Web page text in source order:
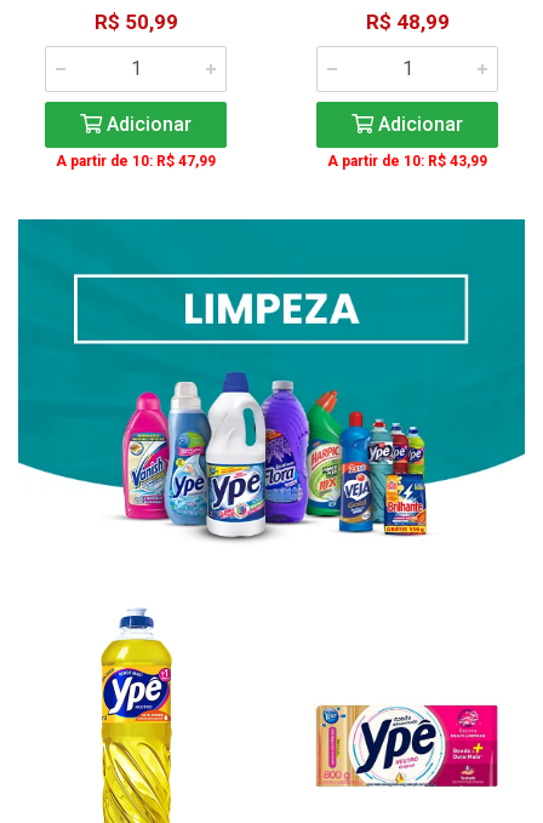
R$ 50,99
Adicionar
A partir de 10: R$ 47,99
R$ 48,99
Adicionar
A partir de 10: R$ 43,99